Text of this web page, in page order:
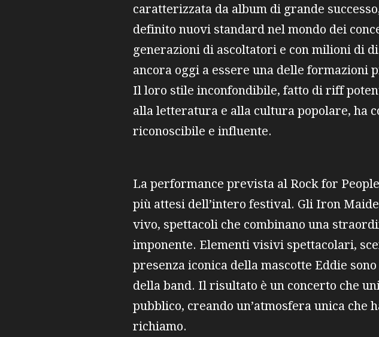
caratterizzata da album di grande
definito nuovi standard nel mondo dei
generazioni di ascoltatori e con milioni di
ancora oggi a essere una delle formazioni
Il loro stile inconfondibile, fatto di riff
alla letteratura e alla cultura popolare, ha
riconoscibile e influente.
La performance prevista al Rock for
più attesi dell’intero festival. Gli Iron
vivo, spettacoli che combinano una
imponente. Elementi visivi spettacolari,
presenza iconica della mascotte Eddie
della band. Il risultato è un concerto che
pubblico, creando un’atmosfera unica che
richiamo.